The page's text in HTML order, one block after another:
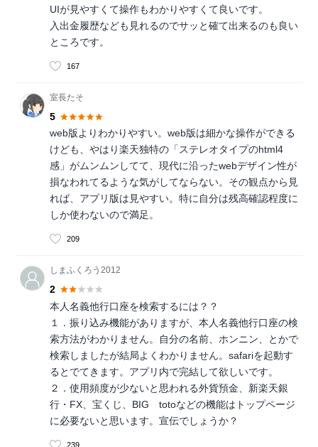
UIが見やすくて操作もわかりやすくて良いです。
入出金履歴なども見れるのでサッと確て出来るのも良い
ところです。
167
室長たそ
5
web版よりわかりやすい。web版は細かな操作ができる
けども、やはり楽天独特の「ステレオタイプのhtml4
感」がムンムンしてて、現代に沿ったwebデザイン性が
損なわれてるような気がしてならない。その観点から見
れば、アプリ版は見やすい。特に自分は残高確認程度に
しか使わないので満足。
209
しまふくろう2012
2
本人名義他行口座を検索するには？？
１．振り込み機能がありますが、本人名義他行口座の検
索方法がわかりません。自分の名前、ホンニン、とかで
検索しましたが結局よくわかりません。safariを起動す
るとでてきます。アプリ内で完結して欲しいです。
２．使用頻度が少ないと思われる外貨預金、新楽天銀
行・FX、宝くじ、BIG totoなどの機能はトップページ
に必要ないと思います。宣伝でしょうか？
239